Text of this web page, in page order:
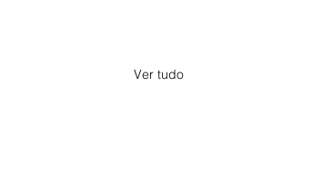
Ver tudo